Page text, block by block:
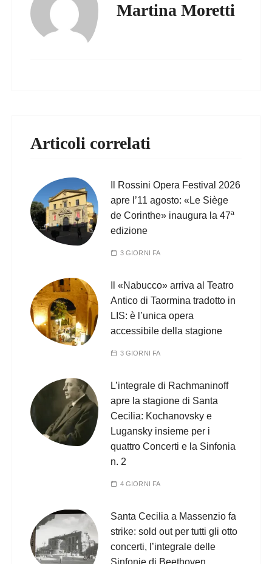
Martina Moretti
Articoli correlati
Il Rossini Opera Festival 2026
apre l’11 agosto: «Le Siège
de Corinthe» inaugura la 47ª
edizione
3 GIORNI FA
Il «Nabucco» arriva al Teatro
Antico di Taormina tradotto in
LIS: è l’unica opera
accessibile della stagione
3 GIORNI FA
L’integrale di Rachmaninoff
apre la stagione di Santa
Cecilia: Kochanovsky e
Lugansky insieme per i
quattro Concerti e la Sinfonia
n. 2
4 GIORNI FA
Santa Cecilia a Massenzio fa
strike: sold out per tutti gli otto
concerti, l’integrale delle